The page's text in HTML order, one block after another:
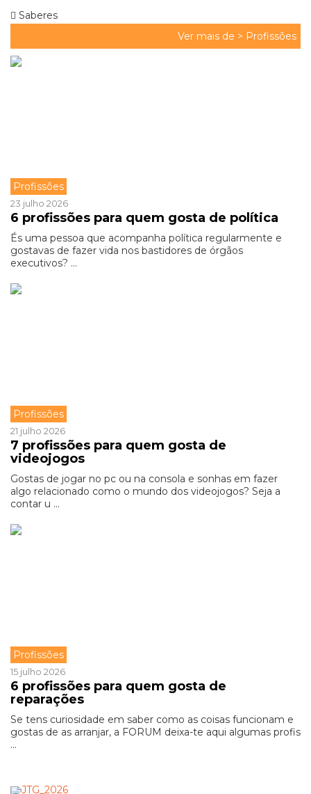
Saberes
Ver mais de > Profissões
Profissões
23 julho 2026
6 profissões para quem gosta de política
És uma pessoa que acompanha política regularmente e
gostavas de fazer vida nos bastidores de órgãos
executivos? ...
Profissões
21 julho 2026
7 profissões para quem gosta de
videojogos
Gostas de jogar no pc ou na consola e sonhas em fazer
algo relacionado como o mundo dos videojogos? Seja a
contar u ...
Profissões
15 julho 2026
6 profissões para quem gosta de
reparações
Se tens curiosidade em saber como as coisas funcionam e
gostas de as arranjar, a FORUM deixa-te aqui algumas profis
...